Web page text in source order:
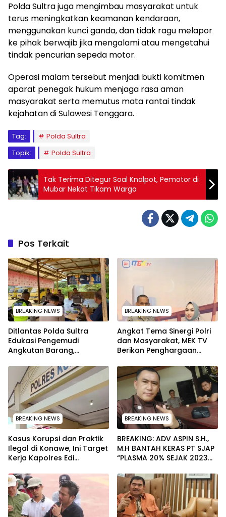
Polda Sultra juga mengimbau masyarakat untuk
terus meningkatkan keamanan kendaraan,
menggunakan kunci ganda, dan tidak ragu melapor
ke pihak berwajib jika mengalami atau mengetahui
tindak pencurian sepeda motor.
Operasi malam tersebut menjadi bukti komitmen
aparat penegak hukum menjaga rasa aman
masyarakat serta memutus mata rantai tindak
kejahatan di Sulawesi Tenggara.
Tag:
Polda Sultra
Topik:
Polda Sultra
Tak Terima Ditegur Soal Knalpot, Pemotor di
Mubar Nekat Tikam Warga
Pos Terkait
BREAKING NEWS
Ditlantas Polda Sultra
Edukasi Pengemudi
Angkutan Barang,
Kendaraan Demi
Keselamatan
BREAKING NEWS
Angkat Tema Sinergi Polri
dan Masyarakat, MEK TV
Berikan Penghargaan
melalui Kabid Humas
BREAKING NEWS
Kasus Korupsi dan Praktik
Ilegal di Konawe, Ini Target
Kerja Kapolres Edi
BREAKING NEWS
BREAKING: ADV ASPIN S.H.,
M.H BANTAH KERAS PT SJAP
“PLASMA 20% SEJAK 2023
WARGA WAWOONE!